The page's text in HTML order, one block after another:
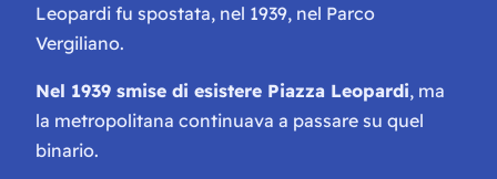
Leopardi fu spostata, nel 1939, nel Parco
Vergiliano.
Nel 1939 smise di esistere Piazza Leopardi, ma
la metropolitana continuava a passare su quel
binario.